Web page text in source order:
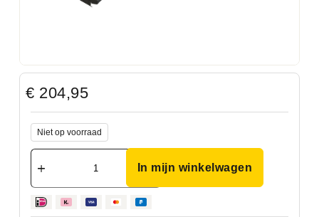
€ 204,95
Niet op voorraad
In mijn winkelwagen